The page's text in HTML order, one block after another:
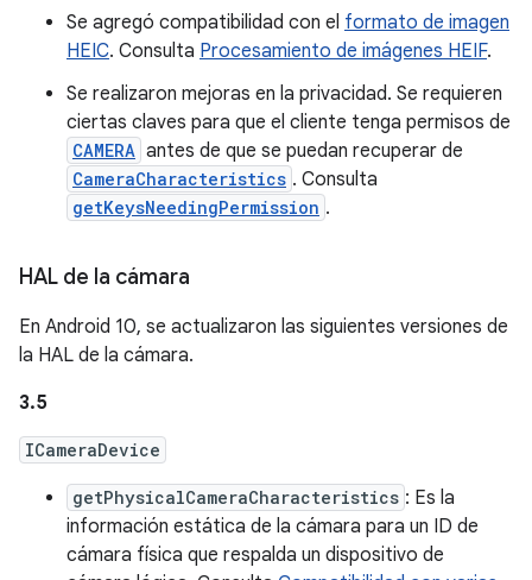
Se agregó compatibilidad con el formato de imagen
HEIC. Consulta Procesamiento de imágenes HEIF.
Se realizaron mejoras en la privacidad. Se requieren
ciertas claves para que el cliente tenga permisos de
CAMERA antes de que se puedan recuperar de
CameraCharacteristics . Consulta
getKeysNeedingPermission .
HAL de la cámara
En Android 10, se actualizaron las siguientes versiones de
la HAL de la cámara.
3.5
ICameraDevice
getPhysicalCameraCharacteristics : Es la
información estática de la cámara para un ID de
cámara física que respalda un dispositivo de